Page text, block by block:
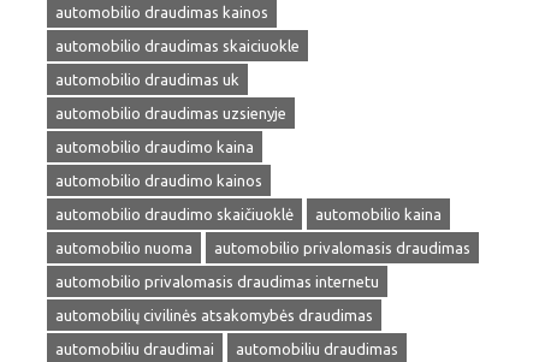
automobilio draudimas kainos
automobilio draudimas skaiciuokle
automobilio draudimas uk
automobilio draudimas uzsienyje
automobilio draudimo kaina
automobilio draudimo kainos
automobilio draudimo skaičiuoklė
automobilio kaina
automobilio nuoma
automobilio privalomasis draudimas
automobilio privalomasis draudimas internetu
automobilių civilinės atsakomybės draudimas
automobiliu draudimai
automobiliu draudimas